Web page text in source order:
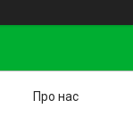
Про нас